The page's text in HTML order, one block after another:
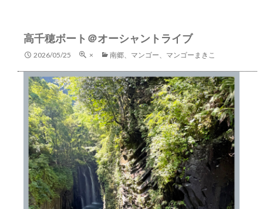
高千穂ボート＠オーシャントライブ
2026/05/25 × 南郷、マンゴー、マンゴーまきこ